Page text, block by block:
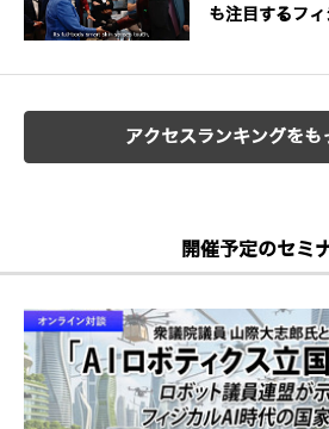
も注目するフィ
アクセスランキングをも
開催予定のセミ